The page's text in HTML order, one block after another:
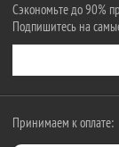
Сэкономьте до 90%
Подпишитесь на
Принимаем к оплате: